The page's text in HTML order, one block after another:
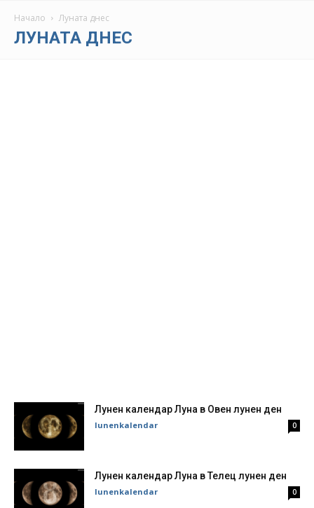
Начало Луната днес
ЛУНАТА ДНЕС
Лунен календар Луна в Овен лунен ден
lunenkalendar 0
Лунен календар Луна в Телец лунен ден
lunenkalendar 0